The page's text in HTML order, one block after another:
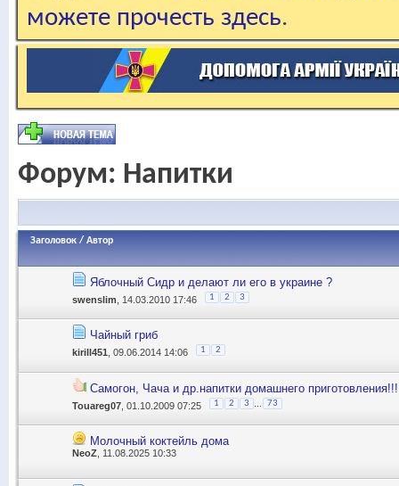
можете прочесть здесь.
Форум: Напитки
Заголовок / Автор
Яблочный Сидр и делают ли его в украине ?
swenslim , 14.03.2010 17:46 1 2 3
Чайный гриб
kirill451 , 09.06.2014 14:06 1 2
Самогон, Чача и др.напитки домашнего приготовления!!!
Touareg07 , 01.10.2009 07:25 1 2 3 73
Молочный коктейль дома
NeoZ, 11.08.2025 10:33